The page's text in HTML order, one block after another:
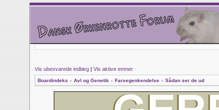
Vis ubesvarede indlæg | Vis aktive emner
Boardindeks » Avl og Genetik » Farvegenkendelse » Sådan ser de ud